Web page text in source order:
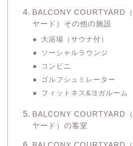
BALCONY COURTYARD
ヤード）その他の施設
大浴場（サウナ付）
ソーシャルラウンジ
コンビニ
ゴルフシュミレーター
フィットネス&ヨガルーム
BALCONY COURTYARD
ヤード）の客室